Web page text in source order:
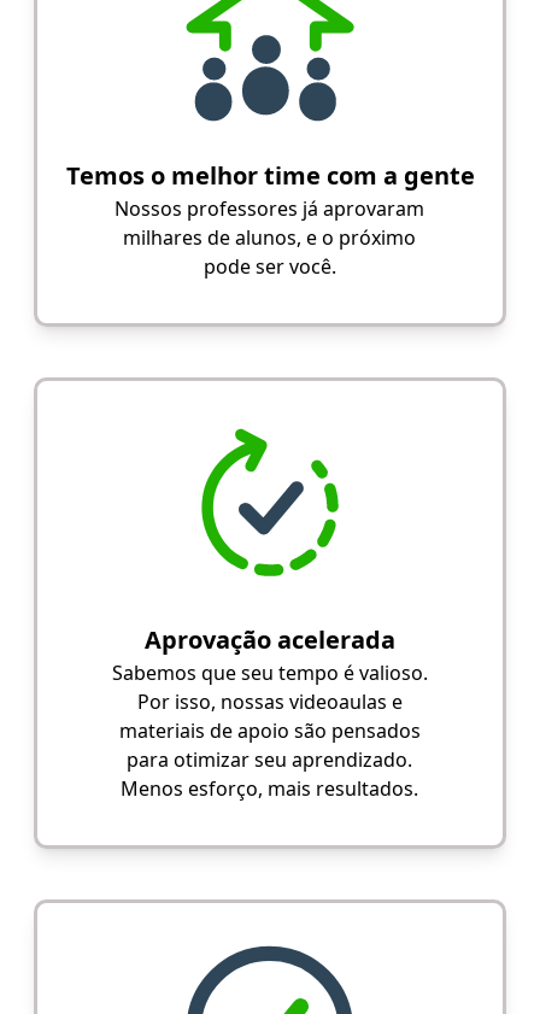
Temos o melhor time com a gente
Nossos professores já aprovaram
milhares de alunos, e o próximo
pode ser você.
Aprovação acelerada
Sabemos que seu tempo é valioso.
Por isso, nossas videoaulas e
materiais de apoio são pensados
para otimizar seu aprendizado.
Menos esforço, mais resultados.